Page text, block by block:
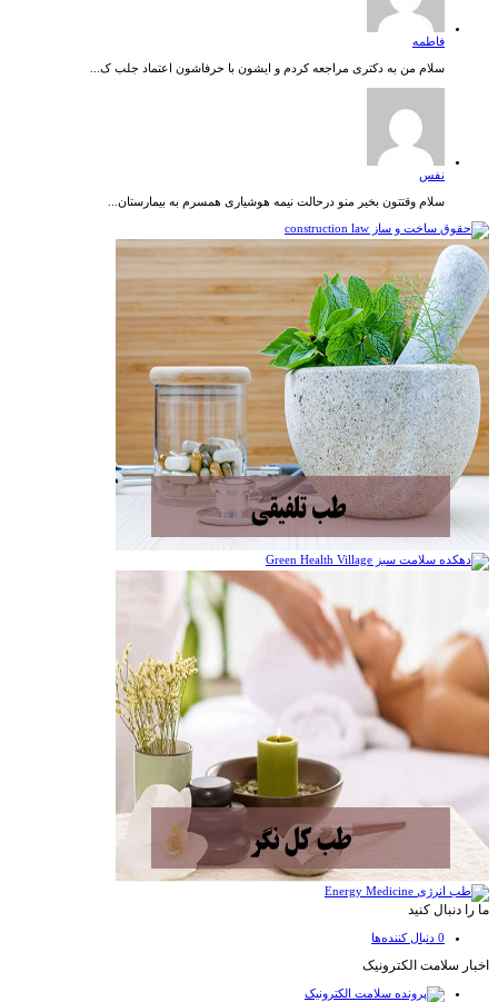
فاطمه
سلام من به دکتری مراجعه کردم و ایشون با حرفاشون اعتماد جلب ک...
نفس
سلام وقتتون بخیر منو درحالت نیمه هوشیاری همسرم به بیمارستان...
ما را دنبال کنید
0 دنبال کننده‌ها
اخبار سلامت الکترونیک